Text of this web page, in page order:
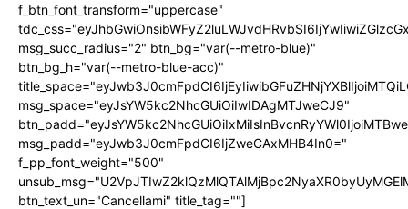
f_btn_font_transform="uppercase"
msg_succ_radius="2" btn_bg="var(--metro-blue)"
btn_bg_h="var(--metro-blue-acc)"
msg_space="eyJsYW5kc2NhcGUiOiIwIDAgMTJweCJ9"
msg_padd="eyJwb3J0cmFpdCI6IjZweCAxMHB4In0="
f_pp_font_weight="500"
btn_text_un="Cancellami" title_tag=""]